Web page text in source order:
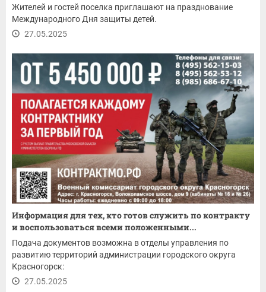
Жителей и гостей поселка приглашают на празднование
Международного Дня защиты детей.
27.05.2025
Информация для тех, кто готов служить по контракту
и воспользоваться всеми положенными...
Подача документов возможна в отделы управления по
развитию территорий администрации городского округа
Красногорск:
27.05.2025